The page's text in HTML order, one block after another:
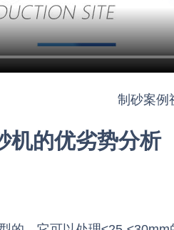
制砂案例
机的优劣势分析